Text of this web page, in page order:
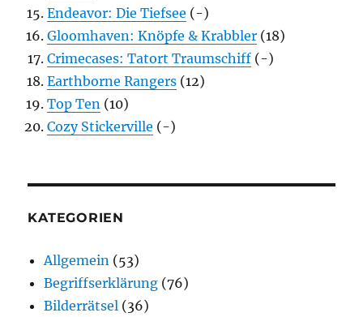
Endeavor: Die Tiefsee (-)
Gloomhaven: Knöpfe & Krabbler (18)
Crimecases: Tatort Traumschiff (-)
Earthborne Rangers (12)
Top Ten (10)
Cozy Stickerville (-)
KATEGORIEN
Allgemein (53)
Begriffserklärung (76)
Bilderrätsel (36)